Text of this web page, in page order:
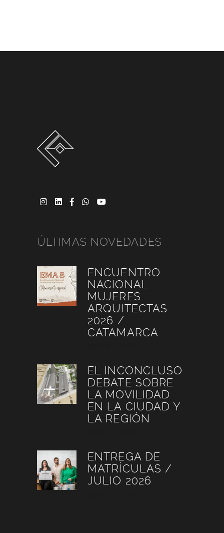
ÚLTIMAS NOVEDADES
ENCUENTRO
NACIONAL
MUJERES
ARQUITECTAS
2026 /
CATAMARCA
EL INCONCLUSO
DEBATE SOBRE
LA MOVILIDAD
EN LA CIUDAD Y
LA REGIÓN
ENTREGA DE
MATRÍCULAS /
JULIO 2026